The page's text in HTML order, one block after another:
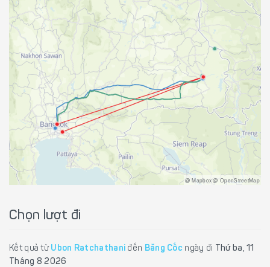
@ Mapbox @ OpenStreetMap
Chọn lượt đi
Kết quả từ Ubon Ratchathani đến Băng Cốc ngày đi
Thứ ba, 11
Tháng 8 2026